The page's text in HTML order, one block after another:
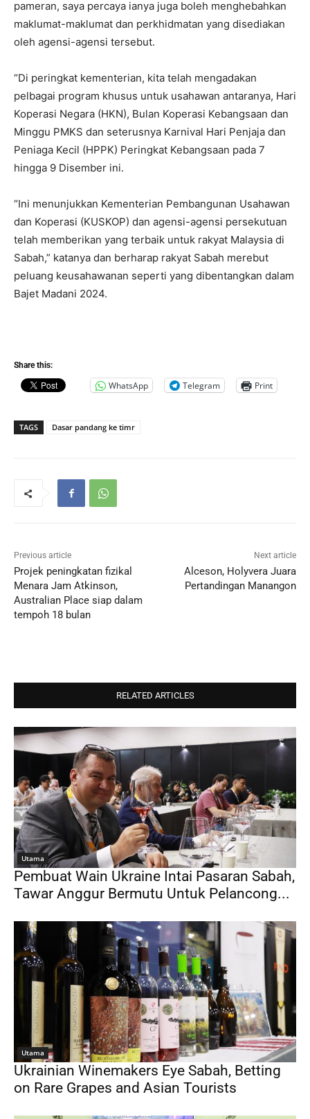
pameran, saya percaya ianya juga boleh menghebahkan
maklumat-maklumat dan perkhidmatan yang disediakan
oleh agensi-agensi tersebut.
“Di peringkat kementerian, kita telah mengadakan
pelbagai program khusus untuk usahawan antaranya, Hari
Koperasi Negara (HKN), Bulan Koperasi Kebangsaan dan
Minggu PMKS dan seterusnya Karnival Hari Penjaja dan
Peniaga Kecil (HPPK) Peringkat Kebangsaan pada 7
hingga 9 Disember ini.
“Ini menunjukkan Kementerian Pembangunan Usahawan
dan Koperasi (KUSKOP) dan agensi-agensi persekutuan
telah memberikan yang terbaik untuk rakyat Malaysia di
Sabah,” katanya dan berharap rakyat Sabah merebut
peluang keusahawanan seperti yang dibentangkan dalam
Bajet Madani 2024.
Share this:
WhatsApp Telegram Print
TAGS Dasar pandang ke timr
Previous article
Projek peningkatan fizikal
Menara Jam Atkinson,
Australian Place siap dalam
tempoh 18 bulan
Next article
Alceson, Holyvera Juara
Pertandingan Manangon
RELATED ARTICLES
Utama
Pembuat Wain Ukraine Intai Pasaran Sabah,
Tawar Anggur Bermutu Untuk Pelancong...
Utama
Ukrainian Winemakers Eye Sabah, Betting
on Rare Grapes and Asian Tourists